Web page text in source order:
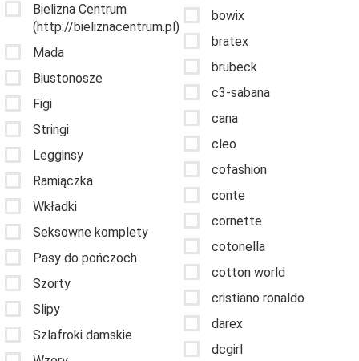
Bielizna Centrum
(http://bieliznacentrum.pl)
Mada
Biustonosze
Figi
Stringi
Legginsy
Ramiączka
Wkładki
Seksowne komplety
Pasy do pończoch
Szorty
Slipy
Szlafroki damskie
bowix
bratex
brubeck
c3-sabana
cana
cleo
cofashion
conte
cornette
cotonella
cotton world
cristiano ronaldo
darex
dcgirl